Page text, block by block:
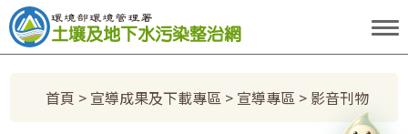
跳到主要內容區塊
首頁 > 宣導成果及下載專區 > 宣導專區 > 影音刊物